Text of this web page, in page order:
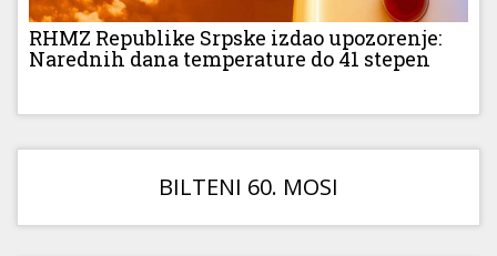
RHMZ Republike Srpske izdao upozorenje:
Narednih dana temperature do 41 stepen
BILTENI 60. MOSI